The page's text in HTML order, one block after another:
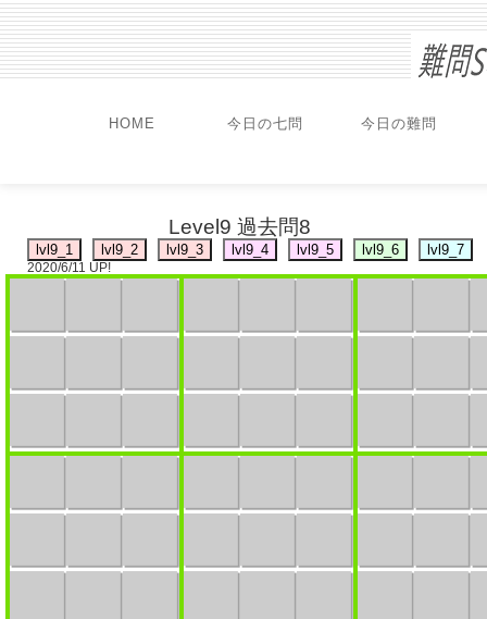
HOME 今日の七問 今日の難問
Level9 過去問8
2020/6/11 UP!